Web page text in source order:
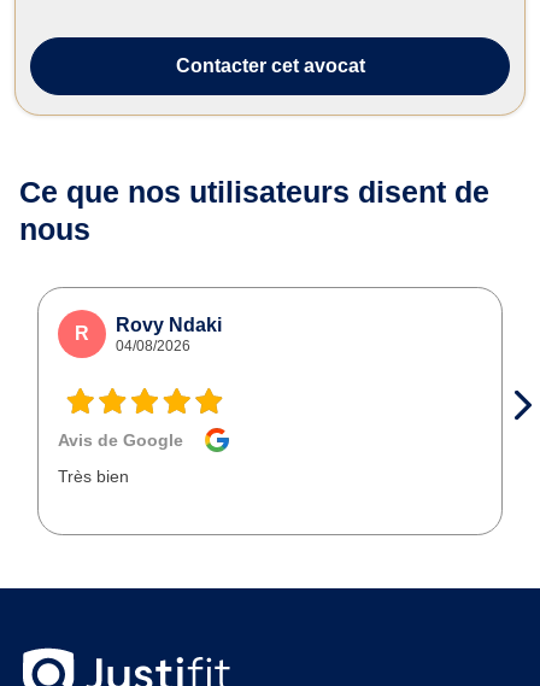
pour un...
Contactercet avocat
Ce que nos utilisateurs disent de
nous
R Rovy Ndaki
04/08/2026
Avis de Google
Très bien